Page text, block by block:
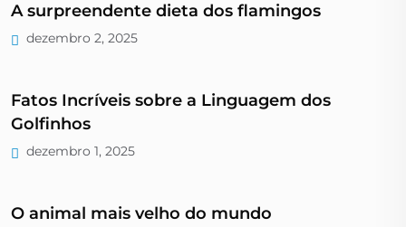
A surpreendente dieta dos flamingos
dezembro 2, 2025
Fatos Incríveis sobre a Linguagem dos
Golfinhos
dezembro 1, 2025
O animal mais velho do mundo